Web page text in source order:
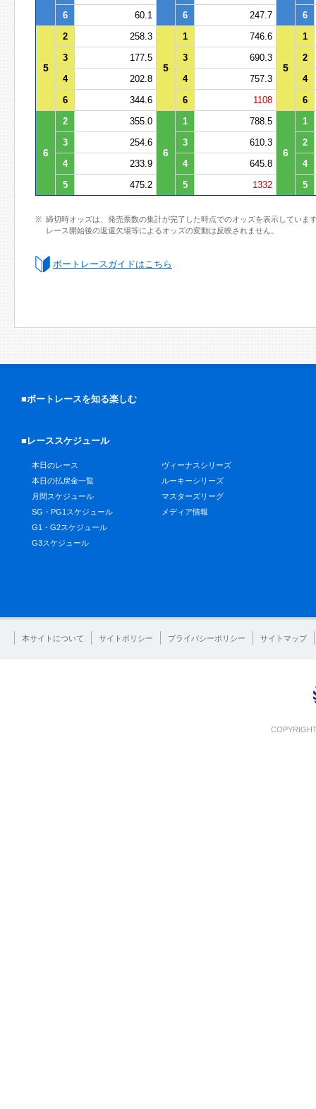
6
60.1 6 247.7 6
5
2 258.3
5
1 746.6
5
1
3
177.5 3 690.3
2
4
202.8 4 757.3
4
6
344.6 6 1108 6
6
2 355.0
6
1 788.5
6
1
3
254.6 3 610.3
2
4
233.9 4 645.8
4
5
475.2 5 1332 5
締切時オッズは、発売票数の集計が完了した時点でのオッズを表示していま
レース開始後の返還欠場等によるオッズの変動は反映されません。
ボートレースガイドはこちら
■ボートレースを知る楽しむ
■レーススケジュール
本日のレース
本日の払戻金一覧
月間スケジュール
SG・PG1スケジュール
G1・G2スケジュール
G3スケジュール
ヴィーナスシリーズ
ルーキーシリーズ
マスターズリーグ
メディア情報
本サイトについて サイトポリシー プライバシーポリシー サイトマップ